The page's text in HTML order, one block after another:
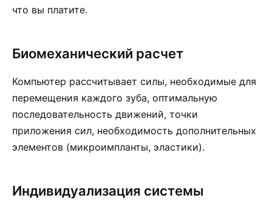
что вы платите.
Биомеханический расчет
Компьютер рассчитывает силы, необходимые для
перемещения каждого зуба, оптимальную
последовательность движений, точки
приложения сил, необходимость дополнительных
элементов (микроимпланты, эластики).
Индивидуализация системы